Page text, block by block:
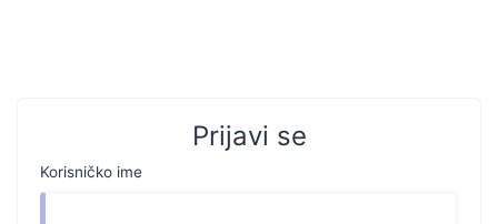
Prijavi se
Korisničko ime